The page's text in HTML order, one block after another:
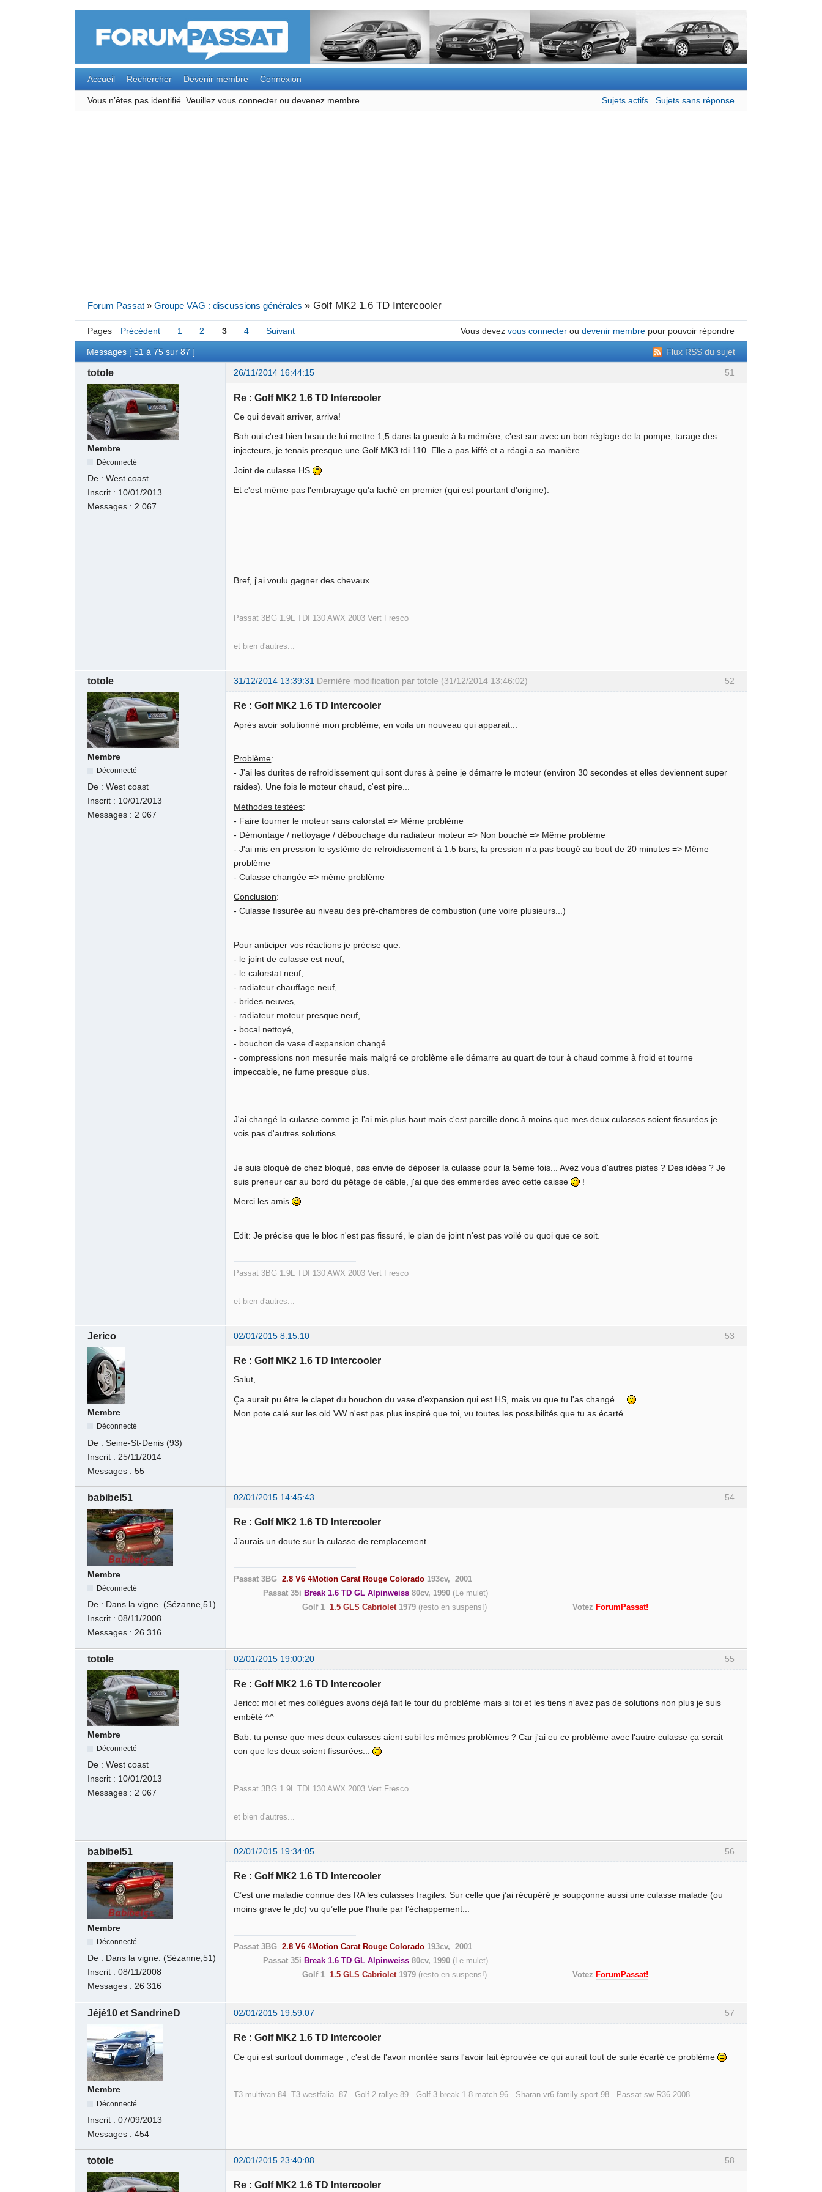
Accueil Rechercher Devenir membre Connexion
Vous n’êtes pas identifié. Veuillez vous connecter ou devenez membre. Sujets actifs Sujets sans réponse
Forum Passat » Groupe VAG : discussions générales » Golf MK2 1.6 TD Intercooler
Pages Précédent 1 2 3 4 Suivant Vous devez vous connecterou devenir membrepour pouvoir répondre
Flux RSS du sujet
Messages [ 51 à 75 sur 87 ]
51
totole 26/11/2014 16:44:15
Membre
Déconnecté
De :West coast
Inscrit : 10/01/2013
Messages :2 067
Re : Golf MK2 1.6 TD Intercooler
Ce qui devait arriver, arriva!
Bah oui c'est bien beau de lui mettre 1,5 dans la gueule à la mémère, c'est sur avec un bon réglage de la pompe, tarage des
injecteurs, je tenais presque une Golf MK3 tdi 110. Elle a pas kiffé et a réagi a sa manière...
Joint de culasse HS
Et c'est même pas l'embrayage qu'a laché en premier (qui est pourtant d'origine).
Bref, j'ai voulu gagner des chevaux.
Passat 3BG 1.9L TDI 130 AWX 2003 Vert Fresco
et bien d'autres...
52
totole 31/12/2014 13:39:31 Dernière modification par totole (31/12/2014 13:46:02)
Membre
Déconnecté
De :West coast
Inscrit : 10/01/2013
Messages : 2 067
Re : Golf MK2 1.6 TD Intercooler
Après avoir solutionné mon problème, en voila un nouveau qui apparait...
Problème:
- J'ai les durites de refroidissement qui sont dures à peine je démarre le moteur (environ 30 secondes et elles deviennent super
raides). Une fois le moteur chaud, c'est pire...
Méthodes testées:
- Faire tourner le moteur sans calorstat => Même problème
- Démontage / nettoyage / débouchage du radiateur moteur => Non bouché => Même problème
- J'ai mis en pression le système de refroidissement à 1.5 bars, la pression n'a pas bougé au bout de 20 minutes => Même
problème
- Culasse changée => même problème
Conclusion:
- Culasse fissurée au niveau des pré-chambres de combustion (une voire plusieurs...)
Pour anticiper vos réactions je précise que:
- le joint de culasse est neuf,
- le calorstat neuf,
- radiateur chauffage neuf,
- brides neuves,
- radiateur moteur presque neuf,
- bocal nettoyé,
- bouchon de vase d'expansion changé.
- compressions non mesurée mais malgré ce problème elle démarre au quart de tour à chaud comme à froid et tourne
impeccable, ne fume presque plus.
J'ai changé la culasse comme je l'ai mis plus haut mais c'est pareille donc à moins que mes deux culasses soient fissurées je
vois pas d'autres solutions.
Je suis bloqué de chez bloqué, pas envie de déposer la culasse pour la 5ème fois... Avez vous d'autres pistes ? Des idées ? Je
suis preneur car au bord du pétage de câble, j'ai que des emmerdes avec cette caisse
!
Merci les amis
Edit: Je précise que le bloc n'est pas fissuré, le plan de joint n'est pas voilé ou quoi que ce soit.
Passat 3BG 1.9L TDI 130 AWX 2003 Vert Fresco
et bien d'autres...
53
Jerico 02/01/2015 8:15:10
Membre
Déconnecté
De :Seine-St-Denis (93)
Inscrit : 25/11/2014
Messages :55
Re : Golf MK2 1.6 TD Intercooler
Salut,
Ça aurait pu être le clapet du bouchon du vase d'expansion qui est HS, mais vu que tu l'as changé ...
Mon pote calé sur les old VW n'est pas plus inspiré que toi, vu toutes les possibilités que tu as écarté ...
54
babibel51 02/01/2015 14:45:43
Membre
Déconnecté
De : Dans la vigne. (Sézanne,51)
Inscrit :08/11/2008
Messages : 26 316
Re : Golf MK2 1.6 TD Intercooler
J’aurais un doute sur la culasse de remplacement...
Passat 3BG 2.8 V6 4Motion Carat Rouge Colorado 193cv, 2001
Passat 35i Break 1.6 TD GL Alpinweiss 80cv, 1990 (Le mulet)
Golf 1 1.5 GLS Cabriolet 1979 (resto en suspens!)Votez ForumPassat!
55
totole 02/01/2015 19:00:20
Membre
Déconnecté
De :West coast
Inscrit : 10/01/2013
Messages :2 067
Re : Golf MK2 1.6 TD Intercooler
Jerico: moi et mes collègues avons déjà fait le tour du problème mais si toi et les tiens n'avez pas de solutions non plus je suis
embêté ^^
Bab: tu pense que mes deux culasses aient subi les mêmes problèmes ? Car j'ai eu ce problème avec l'autre culasse ça serait
con que les deux soient fissurées...
Passat 3BG 1.9L TDI 130 AWX 2003 Vert Fresco
et bien d'autres...
56
babibel51 02/01/2015 19:34:05
Membre
Déconnecté
De : Dans la vigne. (Sézanne,51)
Inscrit :08/11/2008
Messages :26 316
Re : Golf MK2 1.6 TD Intercooler
C’est une maladie connue des RA les culasses fragiles. Sur celle que j’ai récupéré je soupçonne aussi une culasse malade (ou
moins grave le jdc) vu qu’elle pue l’huile par l’échappement...
Passat 3BG 2.8 V6 4Motion Carat Rouge Colorado 193cv, 2001
Passat 35i Break 1.6 TD GL Alpinweiss 80cv, 1990 (Le mulet)
Golf 1 1.5 GLS Cabriolet 1979 (resto en suspens!)Votez ForumPassat!
57
Jéjé10 et SandrineD 02/01/2015 19:59:07
Membre
Déconnecté
Inscrit :07/09/2013
Messages :454
Re : Golf MK2 1.6 TD Intercooler
Ce qui est surtout dommage , c'est de l'avoir montée sans l'avoir fait éprouvée ce qui aurait tout de suite écarté ce problème
T3 multivan 84 .T3 westfalia 87 . Golf 2 rallye 89 . Golf 3 break 1.8 match 96 . Sharan vr6 family sport 98 . Passat sw R36 2008 .
58
totole 02/01/2015 23:40:08
Re : Golf MK2 1.6 TD Intercooler